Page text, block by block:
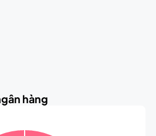
hàng